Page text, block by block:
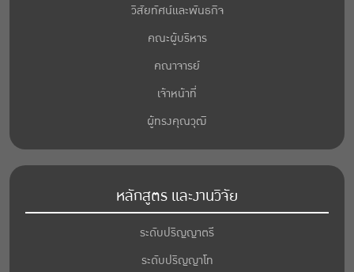
วิสัยทัศน์และพันธกิจ
คณะผู้บริหาร
คณาจารย์
เจ้าหน้าที่
ผู้ทรงคุณวุฒิ
หลักสูตร และงานวิจัย
ระดับปริญญาตรี
ระดับปริญญาโท